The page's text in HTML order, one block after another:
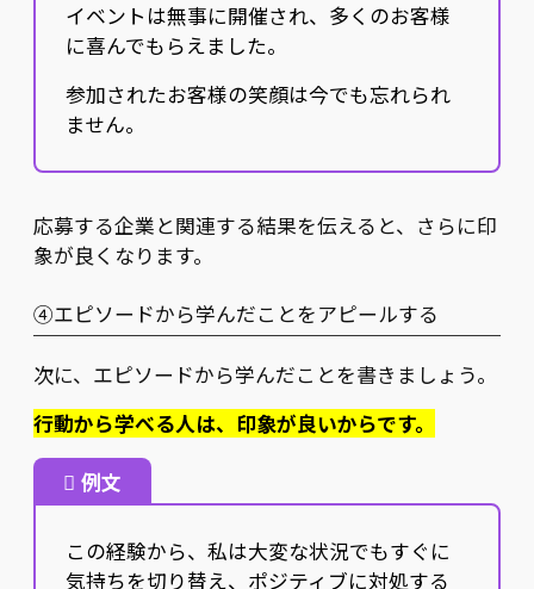
イベントは無事に開催され、多くのお客様
に喜んでもらえました。
参加されたお客様の笑顔は今でも忘れられ
ません。
応募する企業と関連する結果を伝えると、さらに印
象が良くなります。
④エピソードから学んだことをアピールする
次に、エピソードから学んだことを書きましょう。
行動から学べる人は、印象が良いからです。
例文
この経験から、私は大変な状況でもすぐに
気持ちを切り替え、ポジティブに対処する